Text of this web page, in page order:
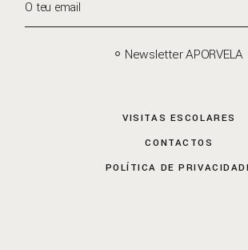
Newsletter APORVELA
VISITAS ESCOLARES
CONTACTOS
POLÍTICA DE